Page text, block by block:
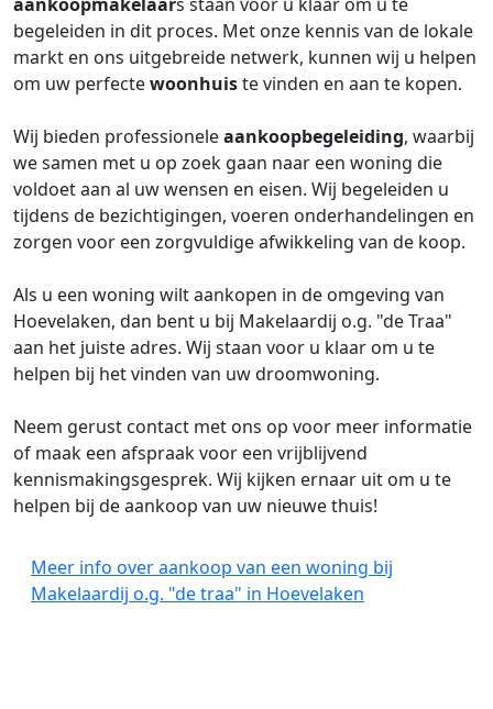
begeleiden in dit proces. Met onze kennis van de lokale
markt en ons uitgebreide netwerk, kunnen wij u helpen
om uw perfectewoonhuiste vinden en aan te kopen.
Wij bieden professioneleaankoopbegeleiding, waarbij
we samen met u op zoek gaan naar een woning die
voldoet aan al uw wensen en eisen. Wij begeleiden u
tijdens de bezichtigingen, voeren onderhandelingen en
zorgen voor een zorgvuldige afwikkeling van de koop.
Als u een woning wilt aankopen in de omgeving van
Hoevelaken, dan bent u bij Makelaardij o.g. "de Traa"
aan het juiste adres. Wij staan voor u klaar om u te
helpen bij het vinden van uw droomwoning.
Neem gerust contact met ons op voor meer informatie
of maak een afspraak voor een vrijblijvend
kennismakingsgesprek. Wij kijken ernaar uit om u te
helpen bij de aankoop van uw nieuwe thuis!
Meer info over aankoop van een woning bij
Makelaardij o.g. "de traa" in Hoevelaken